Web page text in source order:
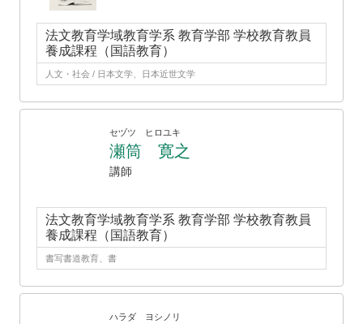
法文教育学域教育学系 教育学部 学校教育教員
養成課程（国語教育）
人文・社会 / 日本文学、日本近世文学
セヅツ ヒロユキ
瀬筒 寛之
講師
法文教育学域教育学系 教育学部 学校教育教員
養成課程（国語教育）
書写書道教育、書
ハラダ ヨシノリ